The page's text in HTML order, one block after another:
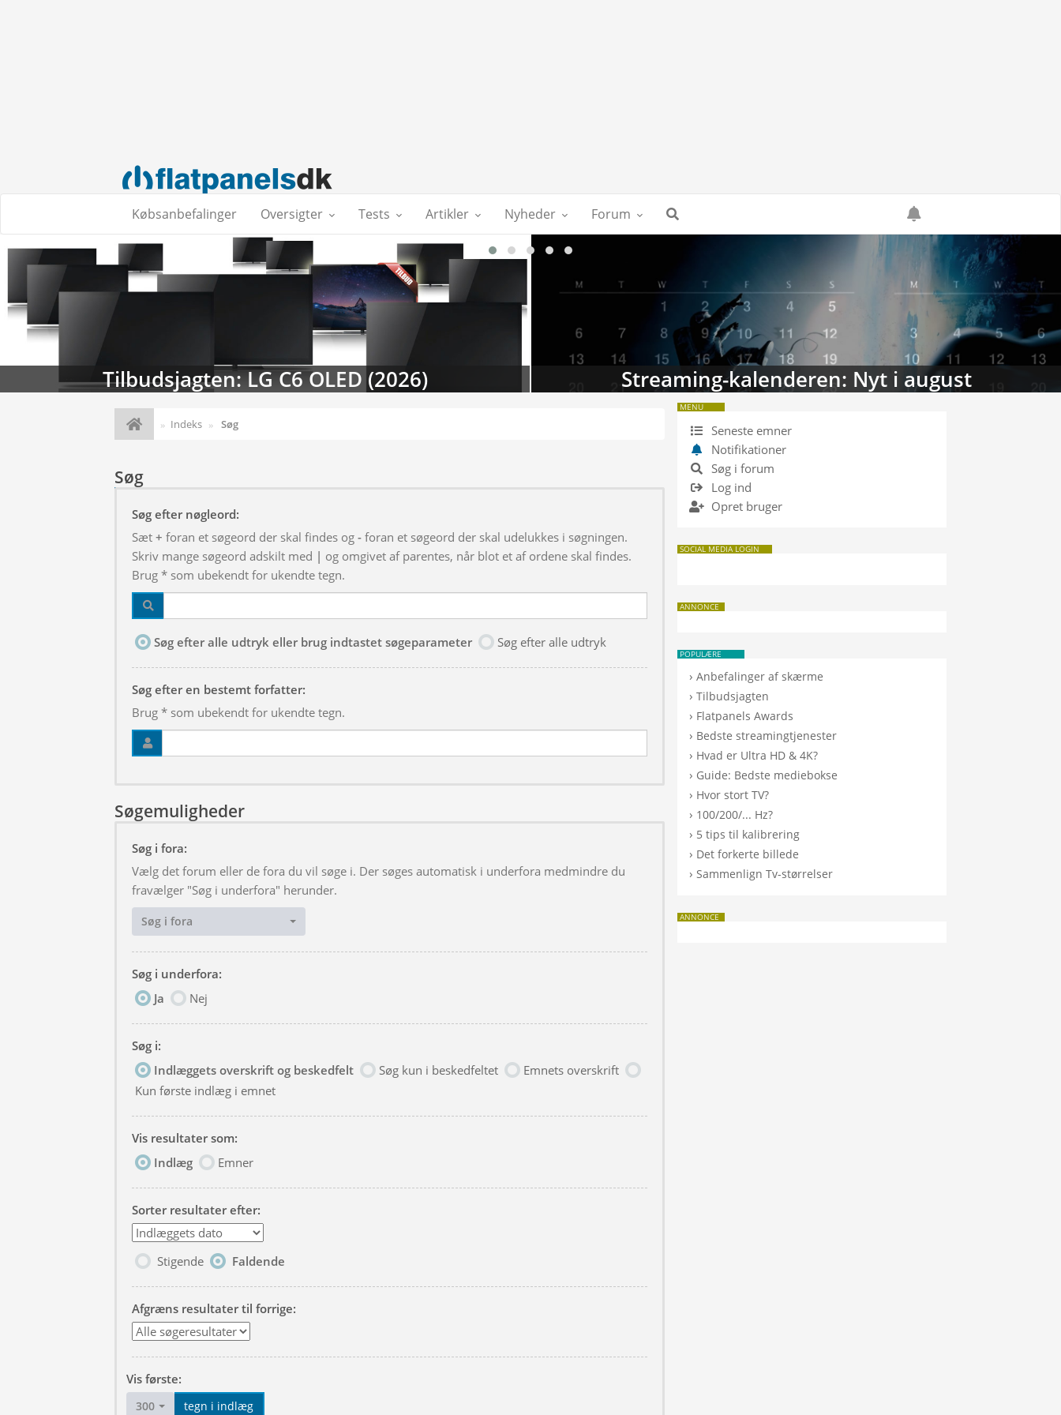
Købsanbefalinger Oversigter Tests Artikler Nyheder Forum
Tilbudsjagten: LG C6 OLED (2026) Streaming-kalenderen: Nyt i august
Indeks Søg
Søg
Søg efter nøgleord:
Sæt + foran et søgeord der skal findes og - foran et søgeord der skal udelukkes i søgningen.
Skriv mange søgeord adskilt med | og omgivet af parentes, når blot et af ordene skal findes.
Brug * som ubekendt for ukendte tegn.
Søg efter alle udtryk eller brug indtastet søgeparameter Søg efter alle udtryk
Søg efter en bestemt forfatter:
Brug * som ubekendt for ukendte tegn.
Søgemuligheder
Søg i fora:
Vælg det forum eller de fora du vil søge i. Der søges automatisk i underfora medmindre du
fravælger "Søg i underfora" herunder.
Søg i fora
Søg i underfora:
Ja
Nej
Søg i:
Indlæggets overskrift og beskedfelt
Søg kun i beskedfeltet
Emnets overskrift
Kun første indlæg i emnet
Vis resultater som:
Indlæg
Emner
Sorter resultater efter:
Stigende Faldende
Afgræns resultater til forrige:
Vis første:
300 tegn i indlæg
MENU
Seneste emner
Notifikationer
Søg i forum
Log ind
Opret bruger
SOCIAL MEDIA LOGIN
ANNONCE
POPULÆRE
›Anbefalinger af skærme
›Tilbudsjagten
› Flatpanels Awards
› Bedste streamingtjenester
› Hvad er Ultra HD & 4K?
› Guide: Bedste mediebokse
› Hvor stort TV?
› 100/200/... Hz?
› 5 tips til kalibrering
› Det forkerte billede
›Sammenlign Tv-størrelser
ANNONCE